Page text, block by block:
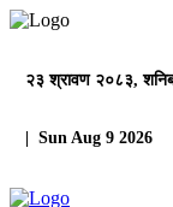
२३ श्रावण २०८३,
| Sun Aug 9 2026